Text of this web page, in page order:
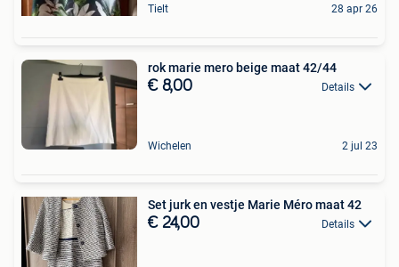
Tielt 28 apr 26
rok marie mero beige maat 42/44
€ 8,00 Details
Wichelen 2 jul 23
Set jurk en vestje Marie Méro maat 42
€ 24,00 Details